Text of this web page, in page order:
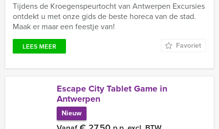
Tijdens de Kroegenspeurtocht van Antwerpen Excursies
ontdekt u met onze gids de beste horeca van de stad.
Maak er maar een feestje van!
LEES MEER Favoriet
Escape City Tablet Game in
Antwerpen
Nieuw